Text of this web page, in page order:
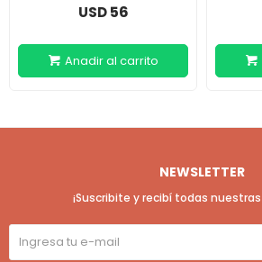
USD 56
NEWSLETTER
¡Suscribite y recibí todas